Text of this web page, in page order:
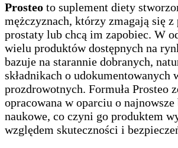
Prosteo to suplement diety
mężczyznach, którzy zmagają się
prostaty lub chcą im zapobiec. W
wielu produktów dostępnych na
bazuje na starannie dobranych,
składnikach o udokumentowanych
prozdrowotnych. Formuła Prosteo
opracowana w oparciu o najnowsze
naukowe, co czyni go produktem
względem skuteczności i